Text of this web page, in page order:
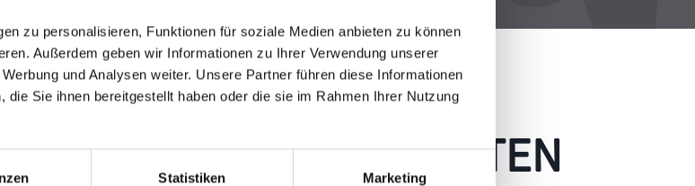
zu personalisieren, Funktionen für soziale Medien anbieten zu können
Außerdem geben wir Informationen zu Ihrer Verwendung unserer
und Analysen weiter. Unsere Partner führen diese Informationen
Sie ihnen bereitgestellt haben oder die sie im Rahmen Ihrer Nutzung
Statistiken Marketing
IST AUFGETRETEN